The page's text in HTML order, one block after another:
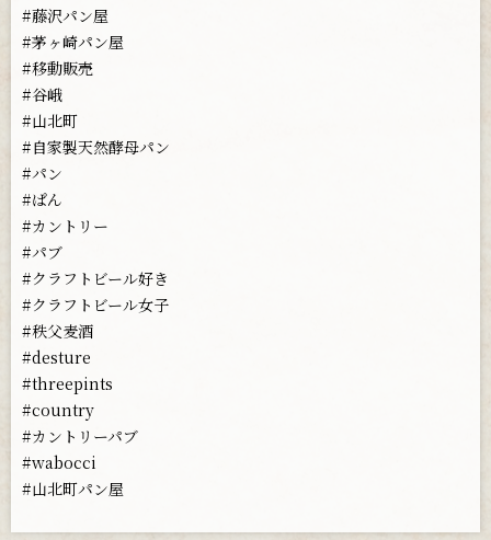
#藤沢パン屋
#茅ヶ崎パン屋
#移動販売
#谷峨
#山北町
#自家製天然酵母パン
#パン
#ぱん
#カントリー
#パブ
#クラフトビール好き
#クラフトビール女子
#秩父麦酒
#desture
#threepints
#country
#カントリーパブ
#wabocci
#山北町パン屋